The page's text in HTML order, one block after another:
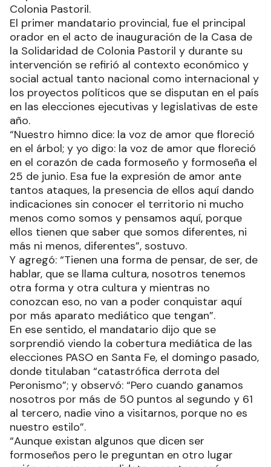
Colonia Pastoril.
El primer mandatario provincial, fue el principal
orador en el acto de inauguración de la Casa de
la Solidaridad de Colonia Pastoril y durante su
intervención se refirió al contexto económico y
social actual tanto nacional como internacional y
los proyectos políticos que se disputan en el país
en las elecciones ejecutivas y legislativas de este
año.
“Nuestro himno dice: la voz de amor que floreció
en el árbol; y yo digo: la voz de amor que floreció
en el corazón de cada formoseño y formoseña el
25 de junio. Esa fue la expresión de amor ante
tantos ataques, la presencia de ellos aquí dando
indicaciones sin conocer el territorio ni mucho
menos como somos y pensamos aquí, porque
ellos tienen que saber que somos diferentes, ni
más ni menos, diferentes”, sostuvo.
Y agregó: “Tienen una forma de pensar, de ser, de
hablar, que se llama cultura, nosotros tenemos
otra forma y otra cultura y mientras no
conozcan eso, no van a poder conquistar aquí
por más aparato mediático que tengan”.
En ese sentido, el mandatario dijo que se
sorprendió viendo la cobertura mediática de las
elecciones PASO en Santa Fe, el domingo pasado,
donde titulaban “catastrófica derrota del
Peronismo”; y observó: “Pero cuando ganamos
nosotros por más de 50 puntos al segundo y 61
al tercero, nadie vino a visitarnos, porque no es
nuestro estilo”.
“Aunque existan algunos que dicen ser
formoseños pero le preguntan en otro lugar